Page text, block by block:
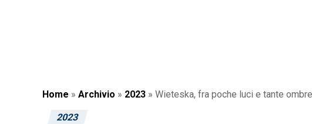
Home » Archivio » 2023 » Wieteska, fra poche luci e tante
2023